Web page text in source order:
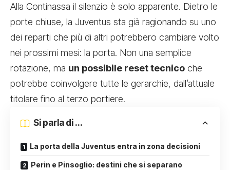
Alla Continassa il silenzio è solo apparente. Dietro le
porte chiuse, la Juventus sta già ragionando su uno
dei reparti che più di altri potrebbero cambiare volto
nei prossimi mesi: la porta. Non una semplice
rotazione, ma un possibile reset tecnico che
potrebbe coinvolgere tutte le gerarchie, dall’attuale
titolare fino al terzo portiere.
Si parla di ...
La porta della Juventus entra in zona decisioni
Perin e Pinsoglio: destini che si separano